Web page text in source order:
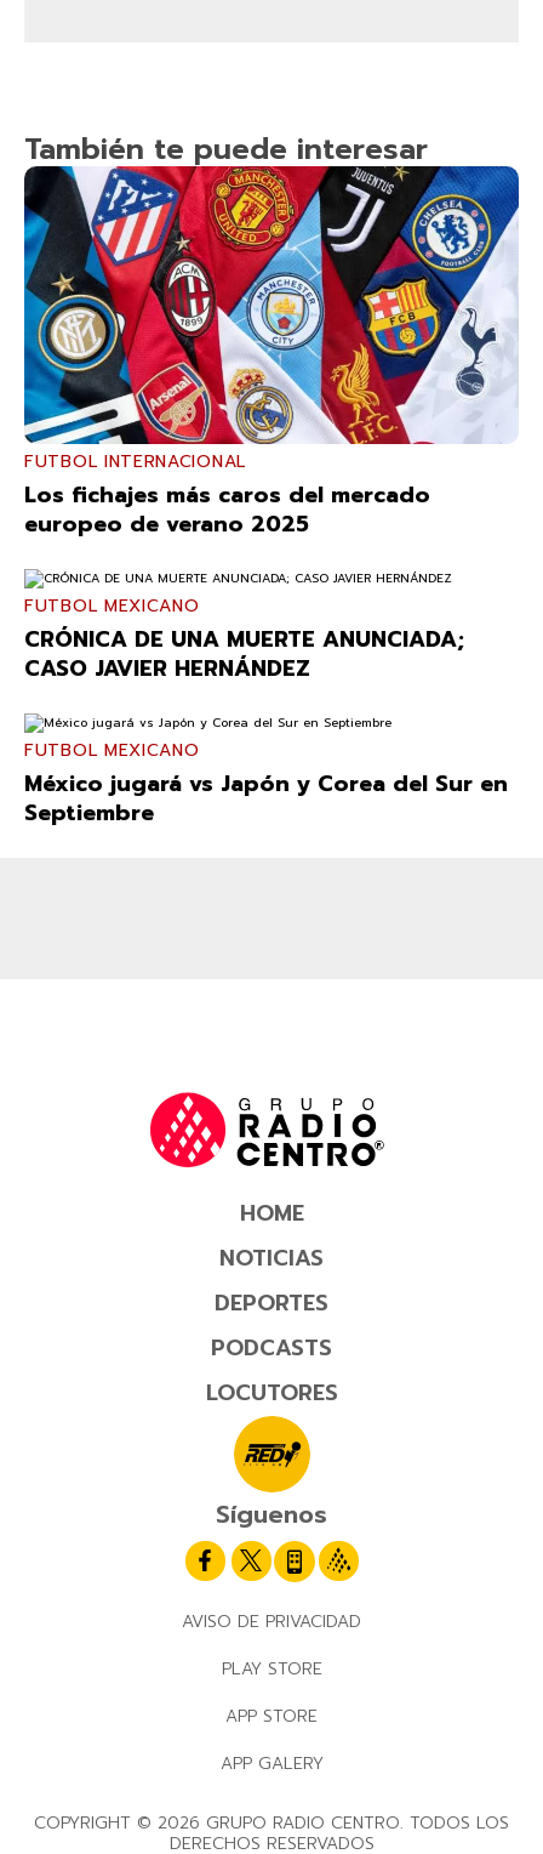
También te puede interesar
FUTBOL INTERNACIONAL
Los fichajes más caros del mercado
europeo de verano 2025
FUTBOL MEXICANO
CRÓNICA DE UNA MUERTE ANUNCIADA;
CASO JAVIER HERNÁNDEZ
FUTBOL MEXICANO
México jugará vs Japón y Corea del Sur en
Septiembre
HOME
NOTICIAS
DEPORTES
PODCASTS
LOCUTORES
Síguenos
AVISO DE PRIVACIDAD
PLAY STORE
APP STORE
APP GALERY
COPYRIGHT © 2026 GRUPO RADIO CENTRO. TODOS LOS
DERECHOS RESERVADOS